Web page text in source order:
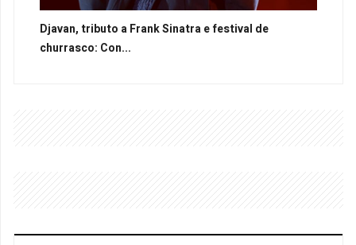
Djavan, tributo a Frank Sinatra e festival de
churrasco: Con...